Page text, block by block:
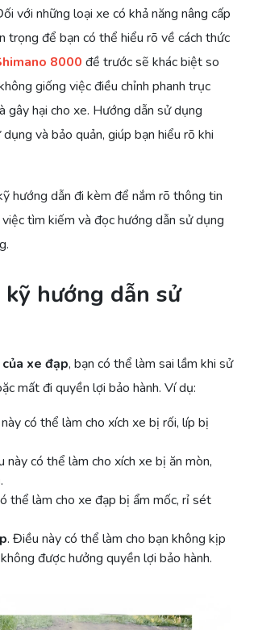
với những loại xe có khả năng nâng cấp
trọng để bạn có thể hiểu rõ về cách thức
8000 đề trước sẽ khác biệt so
giống việc điều chỉnh phanh trục
gây hại cho xe. Hướng dẫn sử dụng
và bảo quản, giúp bạn hiểu rõ khi
hướng dẫn đi kèm để nắm rõ thông tin
tìm kiếm và đọc hướng dẫn sử dụng
hướng dẫn sử
xe đạp, bạn có thể làm sai lầm khi sử
mất đi quyền lợi bảo hành. Ví dụ:
có thể làm cho xích xe bị rối, líp bị
có thể làm cho xích xe bị ăn mòn,
thể làm cho xe đạp bị ẩm mốc, rỉ sét
. Điều này có thể làm cho bạn không kịp
được hưởng quyền lợi bảo hành.